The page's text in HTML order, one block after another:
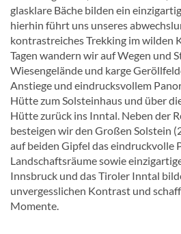
glasklare Bäche bilden ein
hierhin führt uns unseres
kontrastreiches Trekking im wilden
Tagen wandern wir auf Wegen und
Wiesengelände und karge
Anstiege und eindrucksvollem
Hütte zum Solsteinhaus und über
Hütte zurück ins Inntal. Neben der
besteigen wir den Großen Solstein
auf beiden Gipfel das eindruckvolle
Landschaftsräume sowie
Innsbruck und das Tiroler Inntal
unvergesslichen Kontrast und
Momente.